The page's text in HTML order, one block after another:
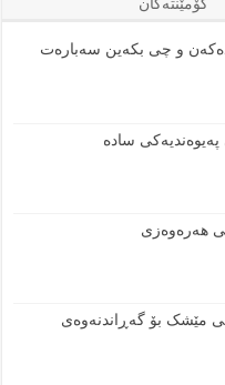
كۆمێنتەكان
دەکەن و چی بکەین سەبارەت
پەیوەندیەکی سادە
مێشک بۆ گەڕاندنەوەی